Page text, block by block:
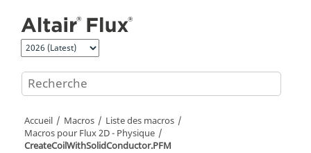
Accueil Macros
Liste des macros
Macros pour Flux 2D - Physique
CreateCoilWithSolidConductor.PFM